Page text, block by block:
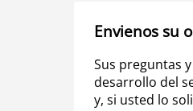
Envienos su
Sus preguntas
desarrollo del
y, si usted lo